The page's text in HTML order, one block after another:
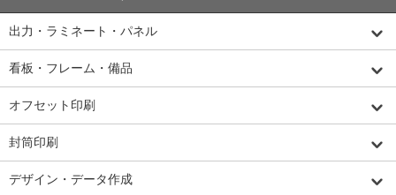
出力・ラミネート・パネル
看板・フレーム・備品
オフセット印刷
封筒印刷
デザイン・データ作成